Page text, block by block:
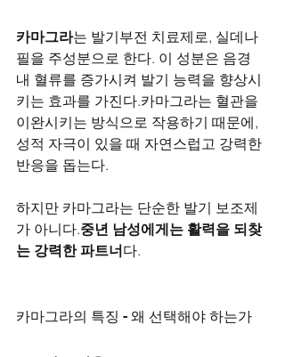
카마그라는 발기부전 치료제로, 실데나
필을 주성분으로 한다. 이 성분은 음경
내 혈류를 증가시켜 발기 능력을 향상시
키는 효과를 가진다.카마그라는 혈관을
이완시키는 방식으로 작용하기 때문에,
성적 자극이 있을 때 자연스럽고 강력한
반응을 돕는다.
하지만 카마그라는 단순한 발기 보조제
가 아니다.중년 남성에게는 활력을 되찾
는 강력한 파트너다.
카마그라의 특징 - 왜 선택해야 하는가